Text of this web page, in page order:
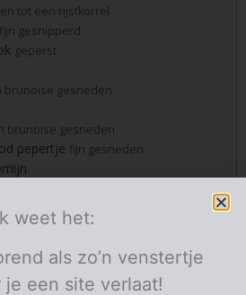
tot een rijstkorrel
fijn gesnipperd
geperst
brunoise gesneden
brunoise gesneden
pepertje fijn gesneden
fijn gesnipperd
weet het:
als zo’n venstertje
je een site verlaat!